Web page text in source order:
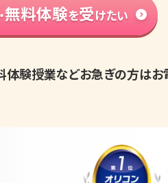
無料体験を受けたい
体験授業などお急ぎの方はお